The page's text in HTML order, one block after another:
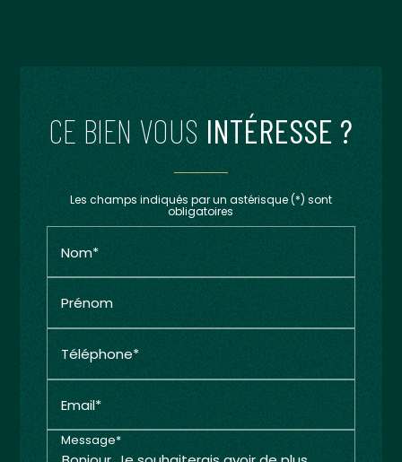
CE BIEN VOUS INTÉRESSE ?
Les champs indiqués par un astérisque (*) sont
obligatoires
Nom*
Prénom
Téléphone*
Email*
Message*